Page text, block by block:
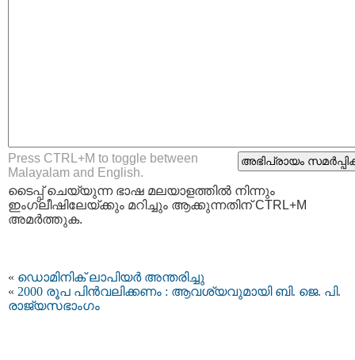
Press CTRL+M to toggle between
Malayalam and English.
ടൈപ്പ്‌ ചെയ്യുന്ന ഭാഷ മലയാളത്തില്‍ നിന്നും
ഇംഗ്ലീഷിലേയ്ക്കും മറിച്ചും ആക്കുന്നതിന് CTRL+M
അമര്‍ത്തുക.
« ഡൊമിനിക് ലാപിയർ അന്തരിച്ചു
« 2000 രൂപ പിൻവലിക്കണം : ആവശ്യവുമായി ബി. ജെ. പി.
രാജ്യസഭാംഗം